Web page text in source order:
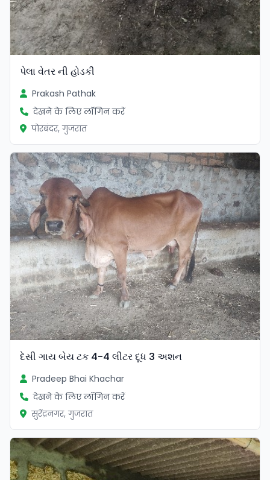
પેલા વેતર ની હોડકી
Prakash Pathak
देखने के लिए लॉगिन करें
पोरबंदर, गुजरात
દેસી ગાય બેય ટક 4-4 લીટર દૂધ 3 અશન
Pradeep Bhai Khachar
देखने के लिए लॉगिन करें
सुरेंद्रनगर, गुजरात